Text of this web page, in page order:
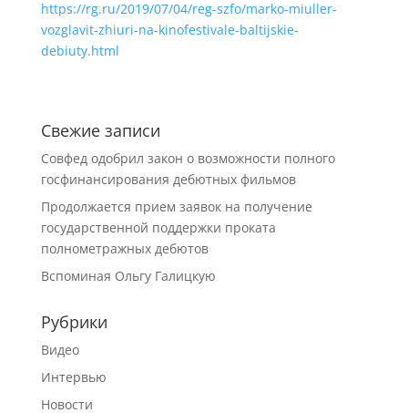
https://rg.ru/2019/07/04/reg-szfo/marko-miuller-
vozglavit-zhiuri-na-kinofestivale-baltijskie-
debiuty.html
Свежие записи
Совфед одобрил закон о возможности полного
госфинансирования дебютных фильмов
Продолжается прием заявок на получение
государственной поддержки проката
полнометражных дебютов
Вспоминая Ольгу Галицкую
Рубрики
Видео
Интервью
Новости